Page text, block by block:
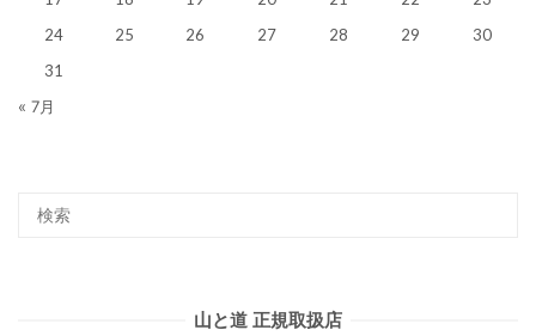
24
25 26 27 28 29
30
31
« 7月
山と道 正規取扱店